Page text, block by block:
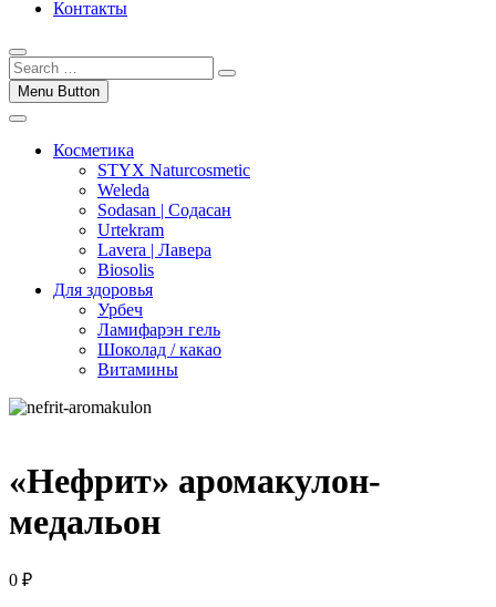
Контакты
Menu Button
Косметика
STYX Naturcosmetic
Weleda
Sodasan | Содасан
Urtekram
Lavera | Лавера
Biosolis
Для здоровья
Урбеч
Ламифарэн гель
Шоколад / какао
Витамины
«Нефрит» аромакулон-
медальон
0 ₽